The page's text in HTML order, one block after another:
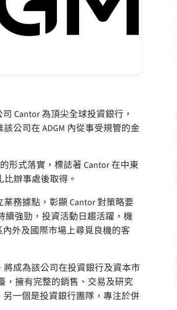
Cantor 為頂尖全球投資銀行，
公司在 ADGM 內從事受規管的金
形式落實，標誌著 Cantor 在中東
辦事處後取得。
務據點，彰顯 Cantor 對策略要
續強勁，投資活動日趨活躍，機
外及國際市場上尋覓良機的客
將成為該公司在投資銀行及資本市
，擁有完整的銷售、交易及研究
一個是投資銀行團隊，專注於併